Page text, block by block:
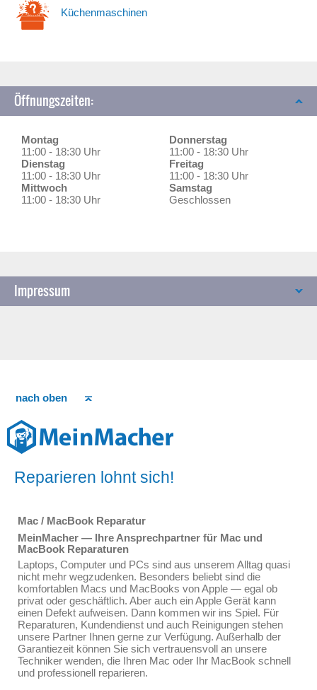
Küchenmaschinen
Öffnungszeiten:
Montag
11:00 - 18:30 Uhr
Dienstag
11:00 - 18:30 Uhr
Mittwoch
11:00 - 18:30 Uhr
Donnerstag
11:00 - 18:30 Uhr
Freitag
11:00 - 18:30 Uhr
Samstag
Geschlossen
Impressum
nach oben
Reparieren lohnt sich!
Mac / MacBook Reparatur
MeinMacher — Ihre Ansprechpartner für Mac und
MacBook Reparaturen
Laptops, Computer und PCs sind aus unserem Alltag quasi
nicht mehr wegzudenken. Besonders beliebt sind die
komfortablen Macs und MacBooks von Apple — egal ob
privat oder geschäftlich. Aber auch ein Apple Gerät kann
einen Defekt aufweisen. Dann kommen wir ins Spiel. Für
Reparaturen, Kundendienst und auch Reinigungen stehen
unsere Partner Ihnen gerne zur Verfügung. Außerhalb der
Garantiezeit können Sie sich vertrauensvoll an unsere
Techniker wenden, die Ihren Mac oder Ihr MacBook schnell
und professionell reparieren.